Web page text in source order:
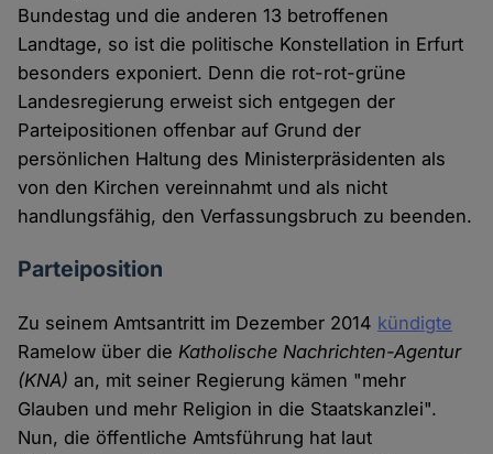
Bundestag und die anderen 13 betroffenen
Landtage, so ist die politische Konstellation in Erfurt
besonders exponiert. Denn die rot-rot-grüne
Landesregierung erweist sich entgegen der
Parteipositionen offenbar auf Grund der
persönlichen Haltung des Ministerpräsidenten als
von den Kirchen vereinnahmt und als nicht
handlungsfähig, den Verfassungsbruch zu beenden.
Parteiposition
Zu seinem Amtsantritt im Dezember 2014 kündigte
Ramelow über dieKatholische Nachrichten-Agentur
(KNA) an, mit seiner Regierung kämen "mehr
Glauben und mehr Religion in die Staatskanzlei".
Nun, die öffentliche Amtsführung hat laut